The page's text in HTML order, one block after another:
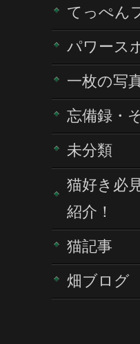
てっぺん
パワース
一枚の写
忘備録・
未分類
猫好き必
紹介！
猫記事
畑ブログ